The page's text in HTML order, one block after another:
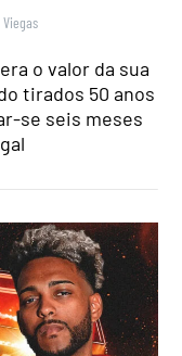
o valor da sua
tirados 50 anos
se seis meses